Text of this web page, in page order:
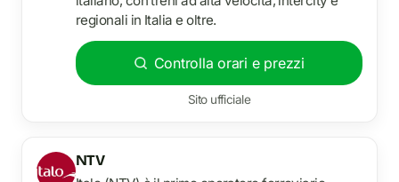
regionali in Italia e oltre.
Controlla orari e prezzi
Sito ufficiale
NTV